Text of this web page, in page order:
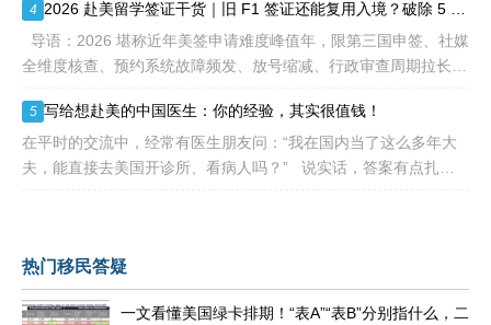
4
全维度核查、预约系统故障频发、放号缩减、行政审查周期拉长，
5 写给想赴美的中国医生：你的经验，其实很值钱！
在平时的交流中，经常有医生朋友问：“我在国内当了这么多年大
夫，能直接去美国开诊所、看病人吗？” 说实话，答案有点扎
热门移民答疑
一文看懂美国绿卡排期！“表A”“表B”分别指什么，二